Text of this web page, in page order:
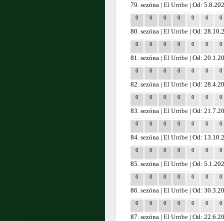
79. sezóna |El Urribe | Od:
0 0 0 0 0 0 0
80. sezóna |El Urribe | Od:
0 0 0 0 0 0 0
81. sezóna |El Urribe | Od:
0 0 0 0 0 0 0
82. sezóna |El Urribe | Od:
0 0 0 0 0 0 0
83. sezóna |El Urribe | Od:
0 0 0 0 0 0 0
84. sezóna |El Urribe | Od:
0 0 0 0 0 0 0
85. sezóna |El Urribe | Od:
0 0 0 0 0 0 0
86. sezóna |El Urribe | Od:
0 0 0 0 0 0 0
87. sezóna |El Urribe | Od: